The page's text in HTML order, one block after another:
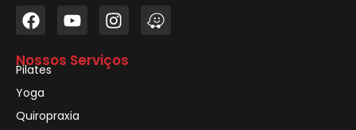
Nossos Serviços
Pilates
Yoga
Quiropraxia